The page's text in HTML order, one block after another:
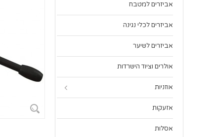
אביזרים למטבח
אביזרים לכלי נגינה
אביזרים לשיער
אולרים וציוד הישרדות
אוזניות
אזעקות
אסלות